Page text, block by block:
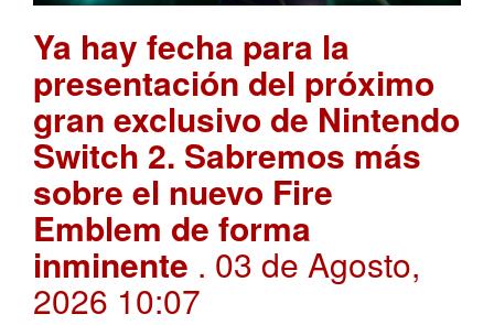
Ya hay fecha para la
presentación del próximo
gran exclusivo de Nintendo
Switch 2. Sabremos más
sobre el nuevo Fire
Emblem de forma
inminente . 03 de Agosto,
2026 10:07